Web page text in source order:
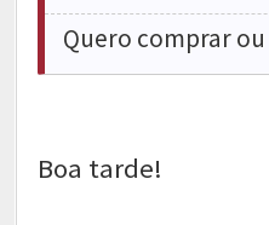
Quero comprar
Boa tarde!